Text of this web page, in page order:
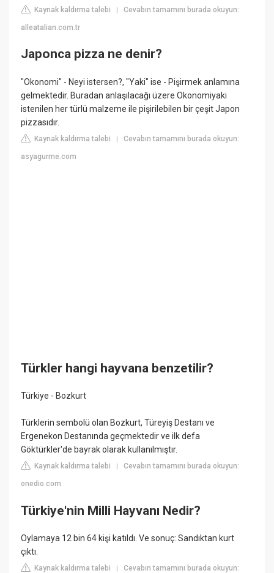
Kaynak kaldırma talebi |Cevabın tamamını burada okuyun:
alleatalian.com.tr
Japonca pizza ne denir?
"Okonomi" - Neyi istersen?, "Yaki" ise - Pişirmek anlamına
gelmektedir. Buradan anlaşılacağı üzere Okonomiyaki
istenilen her türlü malzeme ile pişirilebilen bir çeşit Japon
pizzasıdır.
Kaynak kaldırma talebi |Cevabın tamamını burada okuyun:
asyagurme.com
Türkler hangi hayvana benzetilir?
Türkiye - Bozkurt
Türklerin sembolü olan Bozkurt, Türeyiş Destanı ve
Ergenekon Destanında geçmektedir ve ilk defa
Göktürkler'de bayrak olarak kullanılmıştır.
Kaynak kaldırma talebi |Cevabın tamamını burada okuyun:
onedio.com
Türkiye'nin Milli Hayvanı Nedir?
Oylamaya 12 bin 64 kişi katıldı. Ve sonuç: Sandıktan kurt
çıktı.
Kaynak kaldırma talebi |Cevabın tamamını burada okuyun: